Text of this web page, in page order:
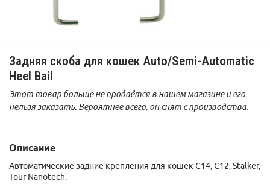
Задняя скоба для кошек Auto/Semi-Automatic
Heel Bail
Этот товар больше не продаётся в нашем магазине и его
нельзя заказать. Вероятнее всего, он снят с производства.
Описание
Автоматические задние крепления для кошек C14, C12, Stalker,
Tour Nanotech.